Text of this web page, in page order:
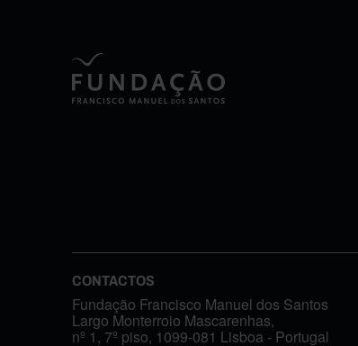
CONTACTOS
Fundação Francisco Manuel dos Santos
Largo Monterroio Mascarenhas,
nº 1, 7º piso, 1099-081 Lisboa - Portugal